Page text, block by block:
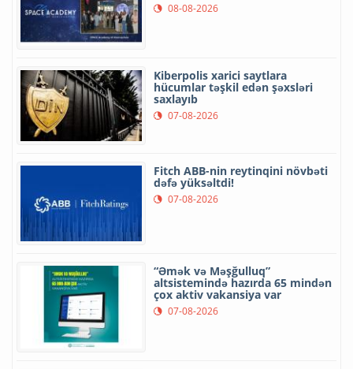
08-08-2026
Kiberpolis xarici saytlara
hücumlar təşkil edən şəxsləri
saxlayıb
07-08-2026
Fitch ABB-nin reytinqini növbəti
dəfə yüksəltdi!
07-08-2026
“Əmək və Məşğulluq”
altsistemində hazırda 65 mindən
çox aktiv vakansiya var
07-08-2026